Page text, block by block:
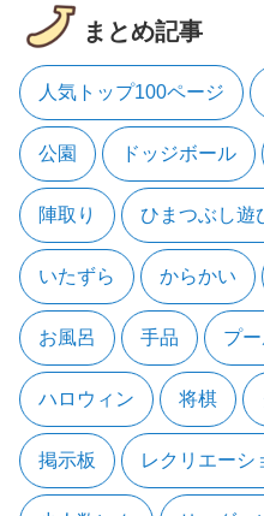
まとめ記事
人気トップ100ページ
公園 ドッジボール
陣取り ひまつぶし遊
いたずら からかい
お風呂 手品 プ
ハロウィン 将棋
掲示板 レクリエーシ